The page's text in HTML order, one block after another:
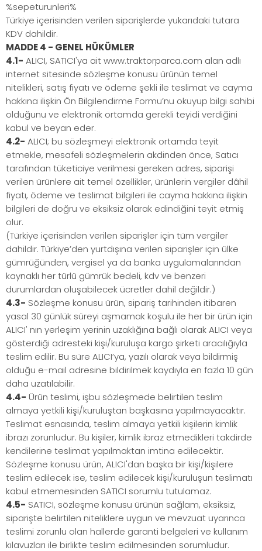
%sepeturunleri%
Türkiye içerisinden verilen siparişlerde yukarıdaki tutara
KDV dahildir.
MADDE 4 - GENEL HÜKÜMLER
4.1- ALICI, SATICI'ya ait www.traktorparca.com alan adlı
internet sitesinde sözleşme konusu ürünün temel
nitelikleri, satış fiyatı ve ödeme şekli ile teslimat ve cayma
hakkına ilişkin Ön Bilgilendirme Formu’nu okuyup bilgi sahibi
olduğunu ve elektronik ortamda gerekli teyidi verdiğini
kabul ve beyan eder.
4.2- ALICI; bu sözleşmeyi elektronik ortamda teyit
etmekle, mesafeli sözleşmelerin akdinden önce, Satıcı
tarafından tüketiciye verilmesi gereken adres, siparişi
verilen ürünlere ait temel özellikler, ürünlerin vergiler dâhil
fiyatı, ödeme ve teslimat bilgileri ile cayma hakkına ilişkin
bilgileri de doğru ve eksiksiz olarak edindiğini teyit etmiş
olur.
(Türkiye içerisinden verilen siparişler için tüm vergiler
dahildir. Türkiye’den yurtdışına verilen siparişler için ülke
gümrüğünden, vergisel ya da banka uygulamalarından
kaynaklı her türlü gümrük bedeli, kdv ve benzeri
durumlardan oluşabilecek ücretler dahil değildir.)
4.3- Sözleşme konusu ürün, sipariş tarihinden itibaren
yasal 30 günlük süreyi aşmamak koşulu ile her bir ürün için
ALICI' nın yerleşim yerinin uzaklığına bağlı olarak ALICI veya
gösterdiği adresteki kişi/kuruluşa kargo şirketi aracılığıyla
teslim edilir. Bu süre ALICI’ya, yazılı olarak veya bildirmiş
olduğu e-mail adresine bildirilmek kaydıyla en fazla 10 gün
daha uzatılabilir.
4.4- Ürün teslimi, işbu sözleşmede belirtilen teslim
almaya yetkili kişi/kuruluştan başkasına yapılmayacaktır.
Teslimat esnasında, teslim almaya yetkili kişilerin kimlik
ibrazı zorunludur. Bu kişiler, kimlik ibraz etmedikleri takdirde
kendilerine teslimat yapılmaktan imtina edilecektir.
Sözleşme konusu ürün, ALICI'dan başka bir kişi/kişilere
teslim edilecek ise, teslim edilecek kişi/kuruluşun teslimatı
kabul etmemesinden SATICI sorumlu tutulamaz.
4.5- SATICI, sözleşme konusu ürünün sağlam, eksiksiz,
siparişte belirtilen niteliklere uygun ve mevzuat uyarınca
teslimi zorunlu olan hallerde garanti belgeleri ve kullanım
kılavuzları ile birlikte teslim edilmesinden sorumludur.